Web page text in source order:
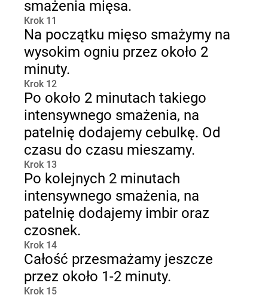
smażenia mięsa.
Krok 11
Na początku mięso smażymy na
wysokim ogniu przez około 2
minuty.
Krok 12
Po około 2 minutach takiego
intensywnego smażenia, na
patelnię dodajemy cebulkę. Od
czasu do czasu mieszamy.
Krok 13
Po kolejnych 2 minutach
intensywnego smażenia, na
patelnię dodajemy imbir oraz
czosnek.
Krok 14
Całość przesmażamy jeszcze
przez około 1-2 minuty.
Krok 15